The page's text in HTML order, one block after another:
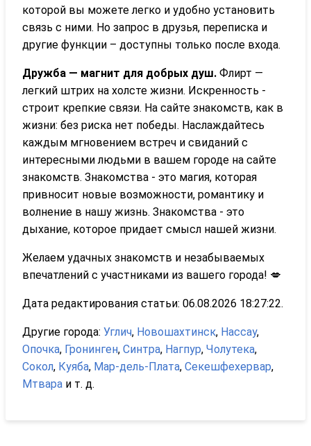
которой вы можете легко и удобно установить
связь с ними. Но запрос в друзья, переписка и
другие функции – доступны только после входа.
Дружба — магнит для добрых душ. Флирт —
легкий штрих на холсте жизни. Искренность -
строит крепкие связи. На сайте знакомств, как в
жизни: без риска нет победы. Наслаждайтесь
каждым мгновением встреч и свиданий с
интересными людьми в вашем городе на сайте
знакомств. Знакомства - это магия, которая
привносит новые возможности, романтику и
волнение в нашу жизнь. Знакомства - это
дыхание, которое придает смысл нашей жизни.
Желаем удачных знакомств и незабываемых
впечатлений с участниками из вашего города! 💋
Дата редактирования статьи: 06.08.2026 18:27:22.
Другие города: Углич, Новошахтинск, Нассау,
Опочка, Гронинген, Синтра, Нагпур, Чолутека,
Сокол, Куяба, Мар-дель-Плата, Секешфехервар,
Мтвара и т. д.